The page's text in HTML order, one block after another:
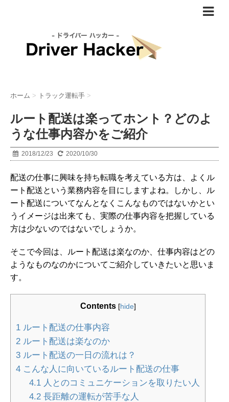
ホーム > トラック運転手 >
ルート配送は楽ってホント？どのよ
うな仕事内容かをご紹介
2018/12/23 2020/10/30
配送の仕事に興味を持ち転職を考えている方は、よくル
ート配送という業務内容を目にしますよね。しかし、ル
ート配送についてなんとなくこんなものではないかとい
うイメージは出来ても、実際の仕事内容を把握している
方は少ないのではないでしょうか。
そこで今回は、ルート配送は楽なのか、仕事内容はどの
ようなものなのかについてご紹介していきたいと思いま
す。
Contents [hide]
1 ルート配送の仕事内容
2 ルート配送は楽なのか
3 ルート配送の一日の流れは？
4 こんな人に向いているルート配送の仕事
4.1人とのコミュニケーションを取りたい人
4.2長距離の運転が苦手な人